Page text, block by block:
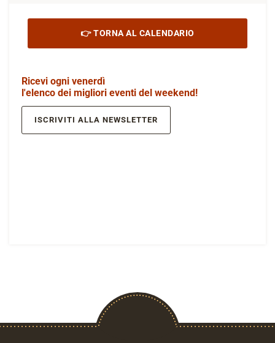
👉 TORNA AL CALENDARIO
Ricevi ogni venerdì
l'elenco dei migliori eventi del weekend!
ISCRIVITI ALLA NEWSLETTER